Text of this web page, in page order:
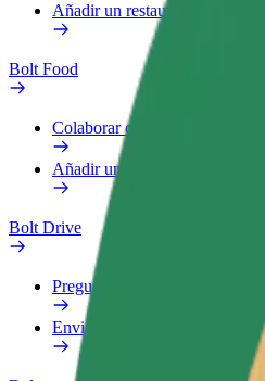
Añadir un restaurante o tienda
Bolt Food
Colaborar como repartidor
Añadir un restaurante o tienda
Bolt Drive
Preguntas frecuentes
Enviar aviso sobre un vehículo